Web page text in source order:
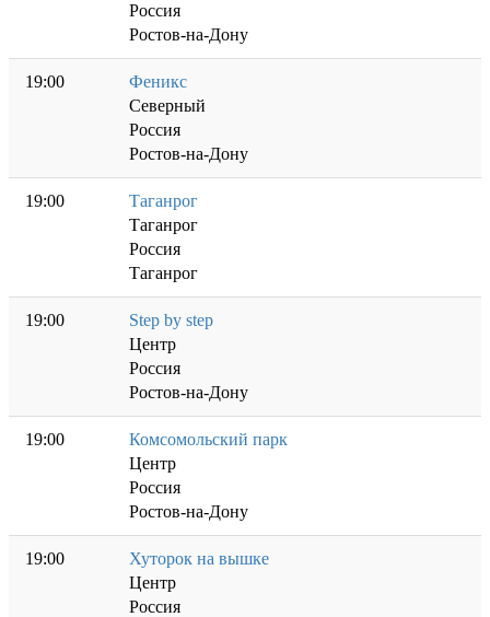
Россия
Ростов-на-Дону
19:00
Феникс
Северный
Россия
Ростов-на-Дону
19:00
Таганрог
Таганрог
Россия
Таганрог
19:00
Step by step
Центр
Россия
Ростов-на-Дону
19:00
Комсомольский парк
Центр
Россия
Ростов-на-Дону
19:00
Хуторок на вышке
Центр
Россия